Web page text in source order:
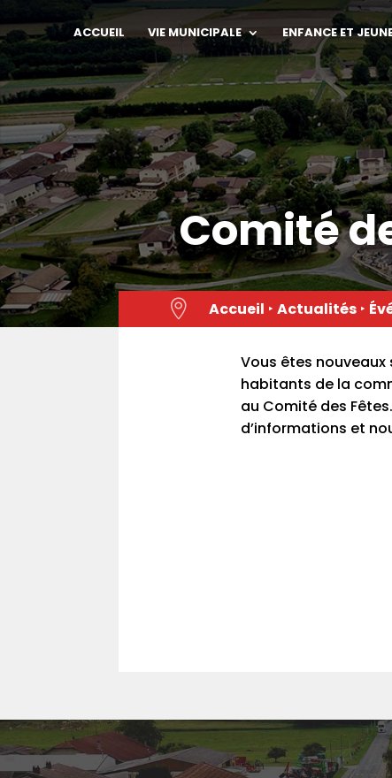
to
content
ACCUEIL VIE MUNICIPALE ENFANCE ET
Comité
 Accueil ‣ Actualités‣
Vous êtes
habitants de la
au Comité des
d’informations et